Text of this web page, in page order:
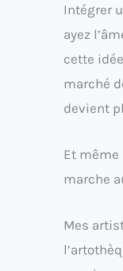
Intégrer
ayez
cette
marché
devient
Et
marche
Mes